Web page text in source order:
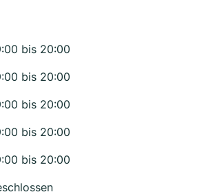
bis 20:00
bis 20:00
bis 20:00
bis 20:00
bis 20:00